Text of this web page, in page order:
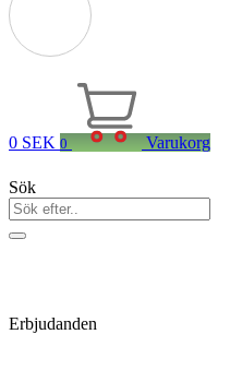
0 SEK 0 Varukorg
Sök
Erbjudanden